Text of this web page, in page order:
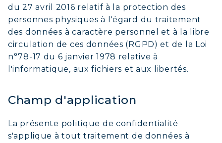
du 27 avril 2016 relatif à la protection des
personnes physiques à l'égard du traitement
des données à caractère personnel et à la libre
circulation de ces données (RGPD) et de la Loi
n°78-17 du 6 janvier 1978 relative à
l'informatique, aux fichiers et aux libertés.
Champ d'application
La présente politique de confidentialité
s'applique à tout traitement de données à